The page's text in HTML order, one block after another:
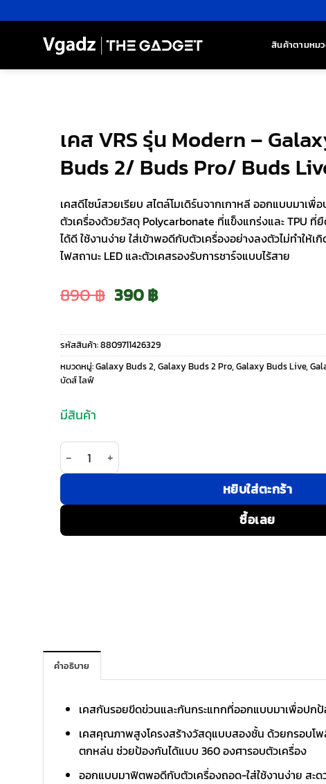
ไป
สินค้าตามหม
เคส VRS รุ่น Modern –
Buds 2/ Buds Pro/ Buds
เคสดีไซน์สวยเรียบ สไตล์โมเดิร์นจากเกาหลี ออกแบบมาเพื่
ตัวเครื่องด้วยวัสดุ Polycarbonate ที่แข็งแกร่งและ TPU ที่
ได้ดี ใช้งานง่าย ใส่เข้าพอดีกับตัวเครื่องอย่างลงตัวไม่ทำให้
ไฟสถานะ LED และตัวเคสรองรับการชาร์จแบบไร้สาย
890฿ Original
price
was:
390฿Current
price
is:
รหัสสินค้า:8809711426329
หมวดหมู่:Galaxy Buds 2, Galaxy Buds 2 Pro, Galaxy Buds Live,
บัดส์ ไลฟ์
มีสินค้า
จำนวน เคส VRS รุ่น Modern - Galaxy Buds 2 Pro/
หยิบใส่ตะกร้า
ซื้อเลย
คำอธิบาย
เคสกันรอยขีดข่วนและกันกระแทกที่ออกแบบมาเพื่อปก
เคสคุณภาพสูงโครงสร้างวัสดุแบบสองชั้น ด้วยกรอบโ
ตกหล่น ช่วยป้องกันได้แบบ 360 องศารอบตัวเครื่อง
ออกแบบมาฟิตพอดีกับตัวเครื่องถอด-ใส่ใช้งานง่าย สะด